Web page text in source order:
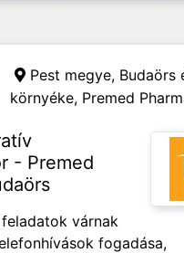
Pest megye, Budaörs
környéke, Premed
- Premed
várnak
fogadása,